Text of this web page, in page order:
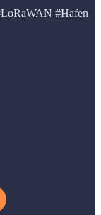
#Hafen